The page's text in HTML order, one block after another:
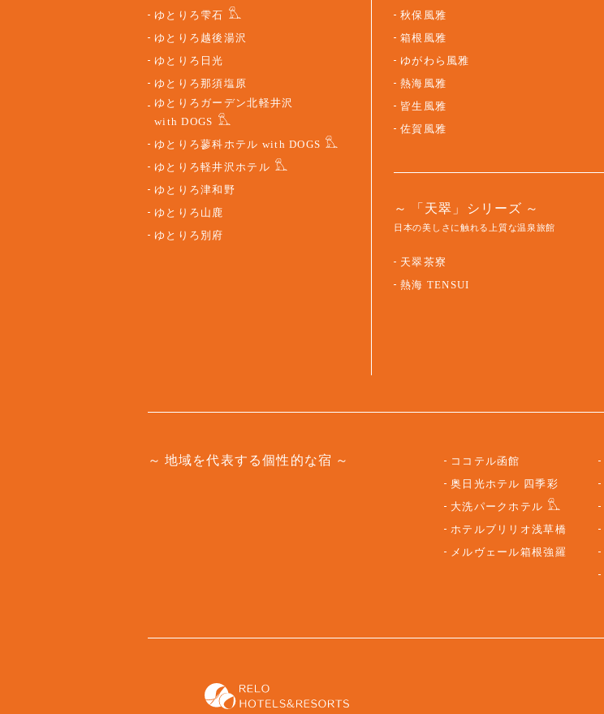
ゆとりろ雫石
ゆとりろ越後湯沢
ゆとりろ日光
ゆとりろ那須塩原
ゆとりろガーデン北軽井沢
with DOGS
ゆとりろ蓼科ホテル with DOGS
ゆとりろ軽井沢ホテル
ゆとりろ津和野
ゆとりろ山鹿
ゆとりろ別府
秋保風雅
箱根風雅
ゆがわら風雅
熱海風雅
皆生風雅
佐賀風雅
「天翠」シリーズ
日本の美しさに触れる上質な温泉旅館
天翠茶寮
熱海 TENSUI
地域を代表する個性的な宿
ココテル函館
奥日光ホテル 四季彩
大洗パークホテル
ホテルブリリオ浅草橋
メルヴェール箱根強羅